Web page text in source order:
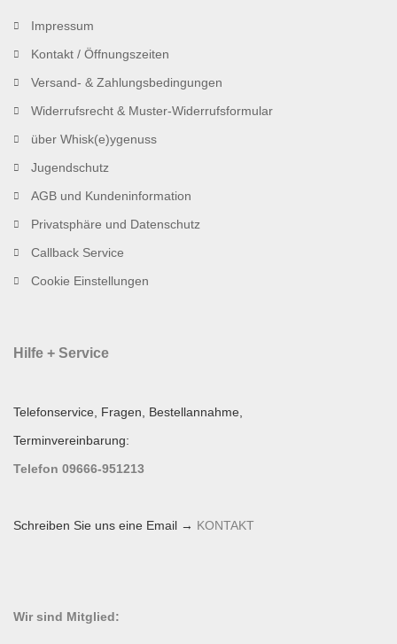
Impressum
Kontakt / Öffnungszeiten
Versand- & Zahlungsbedingungen
Widerrufsrecht & Muster-Widerrufsformular
über Whisk(e)ygenuss
Jugendschutz
AGB und Kundeninformation
Privatsphäre und Datenschutz
Callback Service
Cookie Einstellungen
Hilfe + Service
Telefonservice, Fragen, Bestellannahme,
Terminvereinbarung:
Telefon 09666-951213
Schreiben Sie uns eine Email → KONTAKT
Wir sind Mitglied: